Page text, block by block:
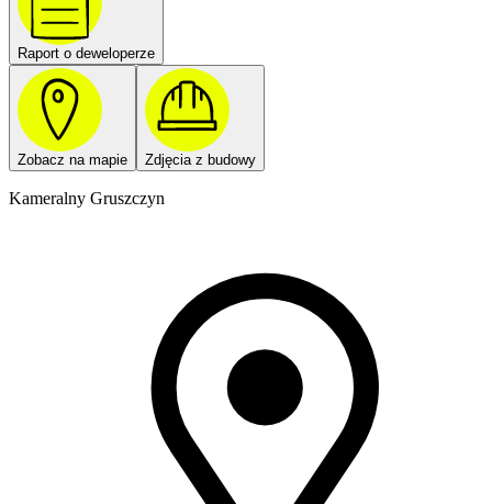
Raport o deweloperze
Zobacz na mapie Zdjęcia z budowy
Kameralny Gruszczyn